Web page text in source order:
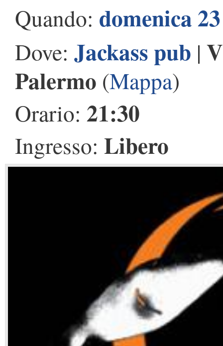
Quando: domenica
Dove: Jackass pub |
Palermo (Mappa)
Orario: 21:30
Ingresso: Libero